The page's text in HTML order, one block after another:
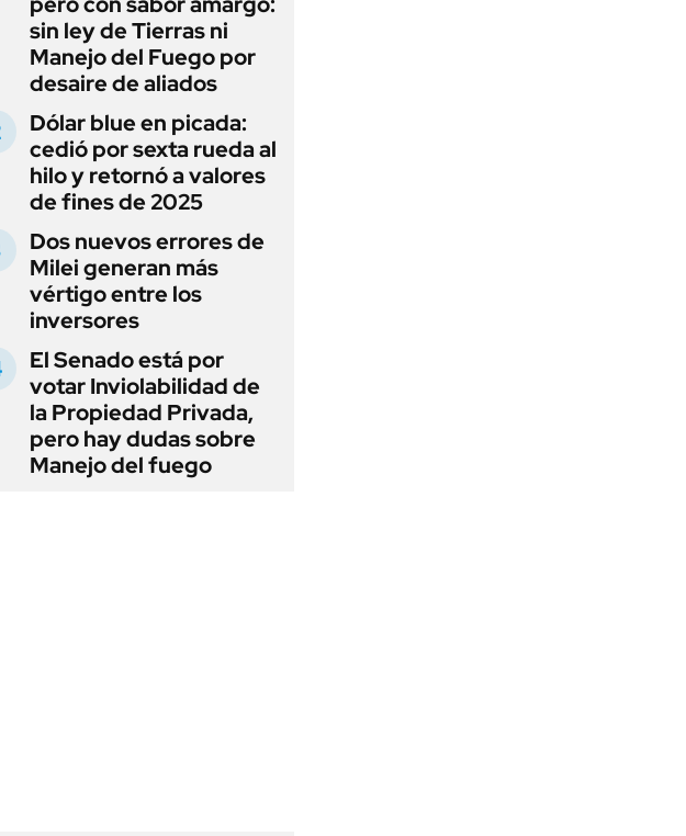
sin ley de Tierras ni
Manejo del Fuego por
desaire de aliados
Dólar blue en picada:
cedió por sexta rueda al
hilo y retornó a valores
de fines de 2025
Dos nuevos errores de
Milei generan más
vértigo entre los
inversores
El Senado está por
votar Inviolabilidad de
la Propiedad Privada,
pero hay dudas sobre
Manejo del fuego